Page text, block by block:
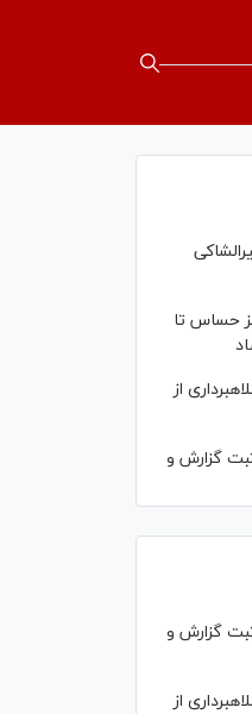
حساس تا
از
گزارش و
گزارش و
از